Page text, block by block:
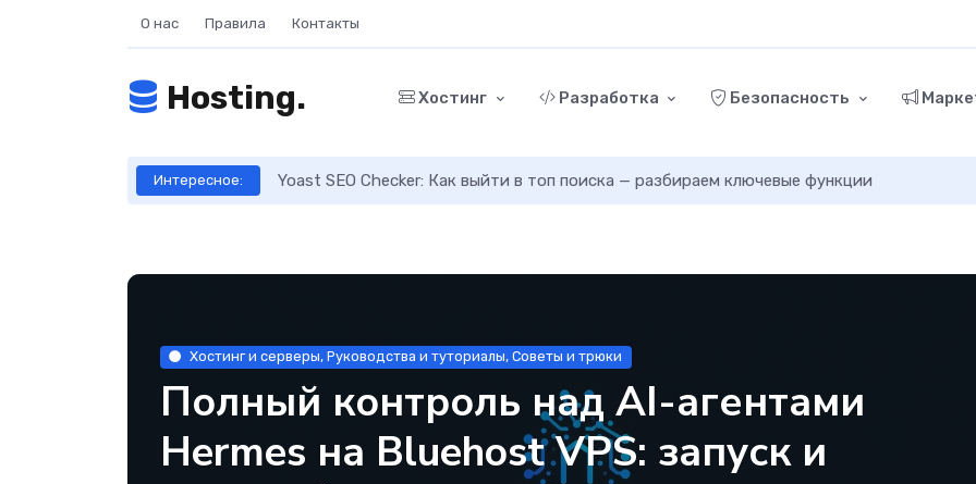
О нас Правила Контакты
Hosting. Хостинг Разработка Безопасность
Интересное: Yoast SEO Checker: Как выйти в топ поиска — разбираем ключевые функции
Хостинг и серверы, Руководства и туториалы, Советы и трюки
Полный контроль над AI-агентами
Hermes на Bluehost VPS: запуск и